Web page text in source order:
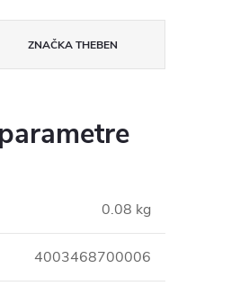
ZNAČKATHEBEN
0.08 kg
4003468700006